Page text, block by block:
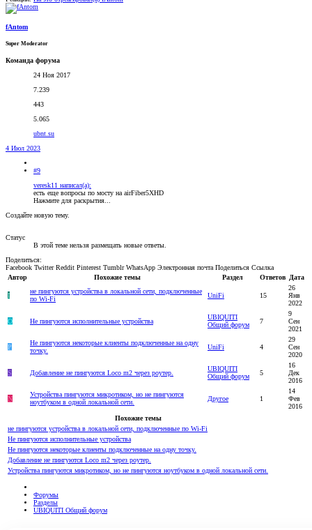
fAntom
Super Moderator
Команда форума
24 Ноя 2017
7.239
443
5.065
ubnt.su
4 Июл 2023
#9
veresk11 написал(а):
есть еще вопросы по мосту на airFiber5XHD
Нажмите для раскрытия...
Создайте новую тему.
Статус
В этой теме нельзя размещать новые ответы.
Поделиться:
Facebook Twitter Reddit Pinterest Tumblr WhatsApp Электронная почта Поделиться Ссылка
Автор
Похожие темы Раздел Ответов Дата
I
не пингуются устройства в локальной сети, подключенные
по Wi-Fi
UniFi 15
26
Янв
2022
О Не пингуются исполнительные устройства
UBIQUITI
Общий форум
7
9
Сен
2021
P
Не пингуются некоторые клиенты подключенные на одну
точку.
UniFi 4
29
Сен
2020
S Добавление не пингуются Loco m2 через роутер.
UBIQUITI
Общий форум
5
16
Дек
2016
N
Устройства пингуются микротиком, но не пингуются
ноутбуком в одной локальной сети.
Другое 1
14
Фев
2016
Похожие темы
не пингуются устройства в локальной сети, подключенные по Wi-Fi
Не пингуются исполнительные устройства
Не пингуются некоторые клиенты подключенные на одну точку.
Добавление не пингуются Loco m2 через роутер.
Устройства пингуются микротиком, но не пингуются ноутбуком в одной локальной сети.
Форумы
Разделы
UBIQUITI Общий форум